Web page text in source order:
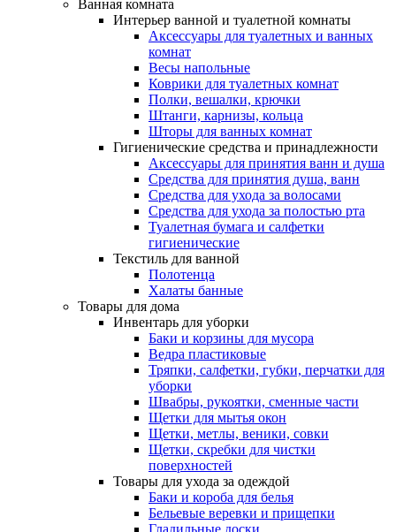
Ванная комната
Интерьер ванной и туалетной комнаты
Аксессуары для туалетных и ванных
комнат
Весы напольные
Коврики для туалетных комнат
Полки, вешалки, крючки
Штанги, карнизы, кольца
Шторы для ванных комнат
Гигиенические средства и принадлежности
Аксессуары для принятия ванн и душа
Средства для принятия душа, ванн
Средства для ухода за волосами
Средства для ухода за полостью рта
Туалетная бумага и салфетки
гигиенические
Текстиль для ванной
Полотенца
Халаты банные
Товары для дома
Инвентарь для уборки
Баки и корзины для мусора
Ведра пластиковые
Тряпки, салфетки, губки, перчатки для
уборки
Швабры, рукоятки, сменные части
Щетки для мытья окон
Щетки, метлы, веники, совки
Щетки, скребки для чистки
поверхностей
Товары для ухода за одеждой
Баки и короба для белья
Бельевые веревки и прищепки
Гладильные доски